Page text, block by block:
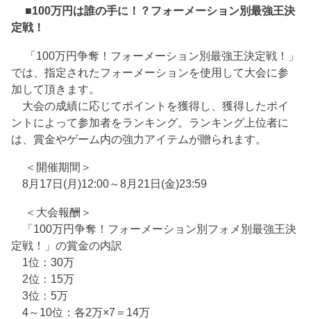
■100万円は誰の手に！？フォーメーション別最強王決
定戦！
「100万円争奪！フォーメーション別最強王決定戦！」
では、指定されたフォーメーションを使用して大会に参
加して頂きます。
大会の成績に応じてポイントを獲得し、獲得したポイ
ントによって参加者をランキング。ランキング上位者に
は、賞金やゲーム内の強力アイテムが贈られます。
＜開催期間＞
8月17日(月)12:00～8月21日(金)23:59
＜大会報酬＞
「100万円争奪！フォーメーション別フォメ別最強王決
定戦！」の賞金の内訳
1位：30万
2位：15万
3位：5万
4～10位：各2万×7＝14万